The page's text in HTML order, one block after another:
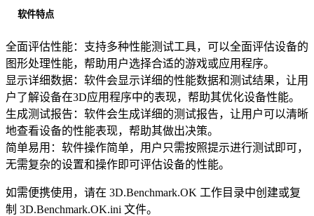
软件特点
全面评估性能：支持多种性能测试工具，可以全面评估设备的
图形处理性能，帮助用户选择合适的游戏或应用程序。
显示详细数据：软件会显示详细的性能数据和测试结果，让用
户了解设备在3D应用程序中的表现，帮助其优化设备性能。
生成测试报告：软件会生成详细的测试报告，让用户可以清晰
地查看设备的性能表现，帮助其做出决策。
简单易用：软件操作简单，用户只需按照提示进行测试即可，
无需复杂的设置和操作即可评估设备的性能。
如需便携使用，请在 3D.Benchmark.OK 工作目录中创建或复
制 3D.Benchmark.OK.ini 文件。